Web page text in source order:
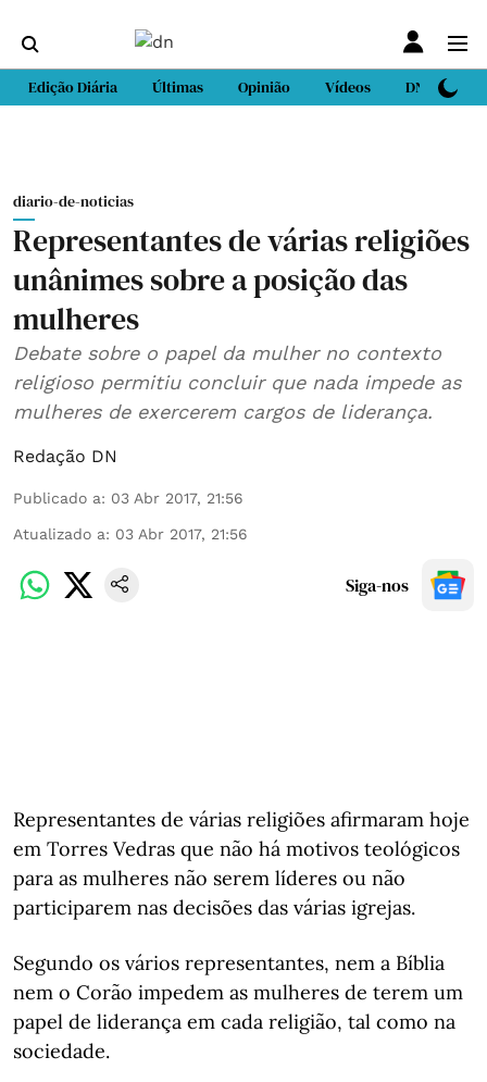
Edição Diária Últimas Opinião Vídeos DN Sport
diario-de-noticias
Representantes de várias religiões
unânimes sobre a posição das
mulheres
Debate sobre o papel da mulher no contexto
religioso permitiu concluir que nada impede as
mulheres de exercerem cargos de liderança.
Redação DN
Publicado a: 03 Abr 2017, 21:56
Atualizado a: 03 Abr 2017, 21:56
Siga-nos
Representantes de várias religiões afirmaram hoje
em Torres Vedras que não há motivos teológicos
para as mulheres não serem líderes ou não
participarem nas decisões das várias igrejas.
Segundo os vários representantes, nem a Bíblia
nem o Corão impedem as mulheres de terem um
papel de liderança em cada religião, tal como na
sociedade.